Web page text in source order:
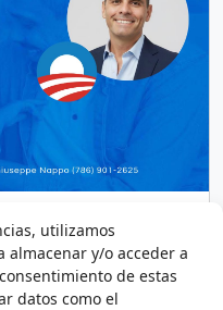
utilizamos
almacenar y/o acceder a
de estas
datos como el
Abierta
2026: Todo